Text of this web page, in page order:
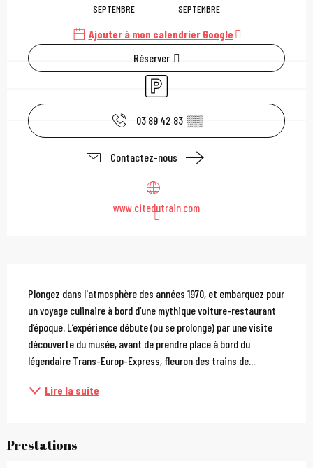
SEPTEMBRE SEPTEMBRE
Ajouter à mon calendrier Google
Réserver
Parking
03 89 42 83 ▒▒
Contactez-nous
www.citedutrain.com
Description
Plongez dans l'atmosphère des années 1970, et embarquez pour
un voyage culinaire à bord d’une mythique voiture-restaurant
d’époque. L’expérience débute (ou se prolonge) par une visite
découverte du musée, avant de prendre place à bord du
légendaire Trans-Europ-Express, fleuron des trains de...
Lire la suite
Prestations